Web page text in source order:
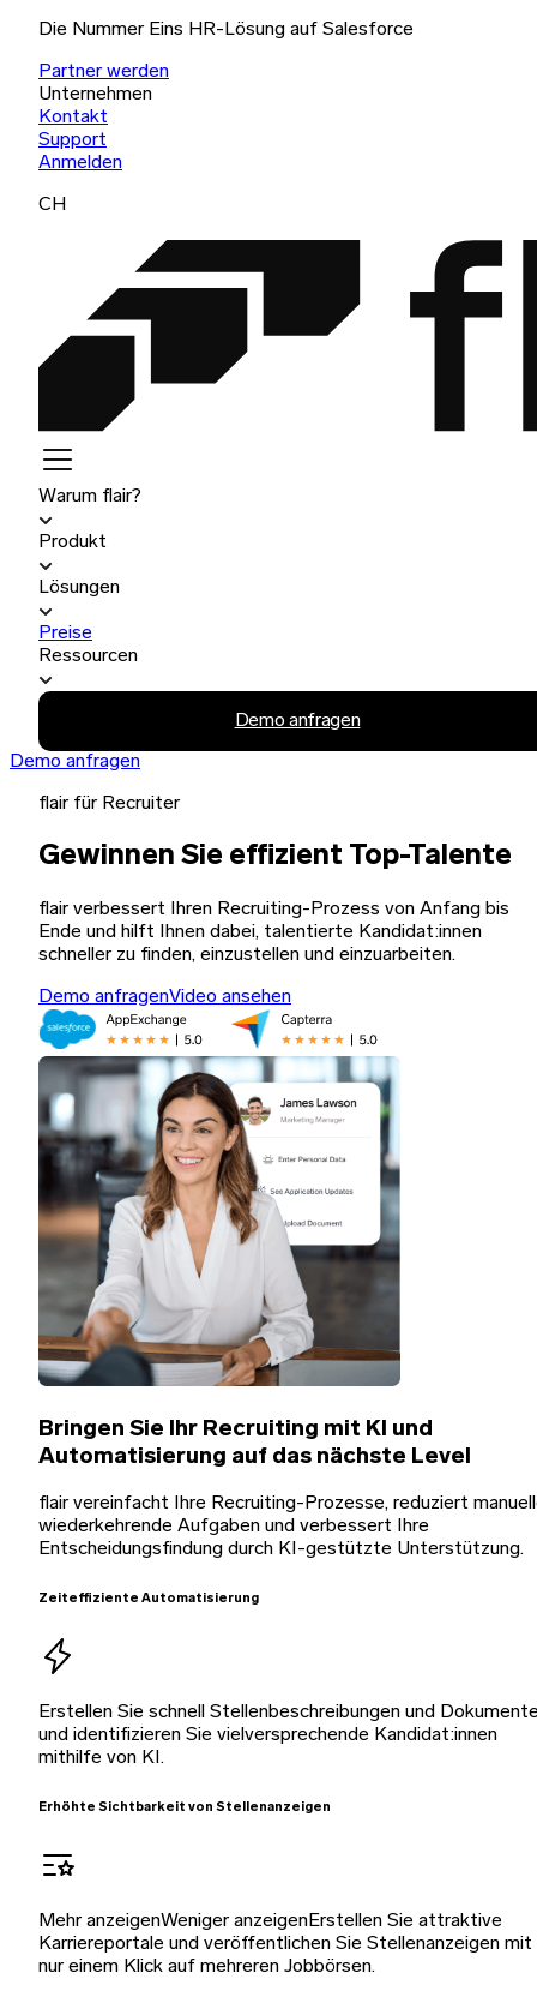
Die Nummer Eins HR-Lösung auf Salesforce
Partner werden
Unternehmen
Kontakt
Support
Anmelden
CH
Warum flair?
Produkt
Lösungen
Preise
Ressourcen
Demo anfragen
Demo anfragen
flair für Recruiter
Gewinnen Sie effizient Top-Talente
flair verbessert Ihren Recruiting-Prozess von Anfang bis
Ende und hilft Ihnen dabei, talentierte Kandidat:innen
schneller zu finden, einzustellen und einzuarbeiten.
Demo anfragenVideo ansehen
Bringen Sie Ihr Recruiting mit KI und
Automatisierung auf das nächste Level
flair vereinfacht Ihre Recruiting-Prozesse, reduziert
wiederkehrende Aufgaben und verbessert Ihre
Entscheidungsfindung durch KI-gestützte Unterstützung.
Zeiteffiziente Automatisierung
Erstellen Sie schnell Stellenbeschreibungen und
und identifizieren Sie vielversprechende Kandidat:innen
mithilfe von KI.
Erhöhte Sichtbarkeit von Stellenanzeigen
Mehr anzeigenWeniger anzeigenErstellen Sie attraktive
Karriereportale und veröffentlichen Sie Stellenanzeigen mit
nur einem Klick auf mehreren Jobbörsen.